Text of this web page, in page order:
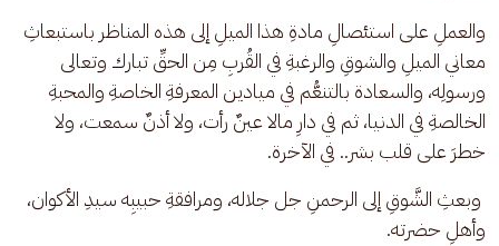
والعملِ على استئصالِ مادةِ هذا الميلِ إلى هذه المناظر باستبعاثِ
معاني الميلِ والشوقِ والرغبةِ في القُربِ مِن الحقِّ تبارك وتعالى
ورسولِه، والسعادة بالتنعُّم في ميادين المعرفةِ الخاصةِ والمحبةِ
الخالصةِ في الدنيا، ثم في دارِ مالا عينٌ رأت، ولا أذنٌ سمعت، ولا
خطرَ على قلب بشر.. في الآخرة.
وبعثِ الشَّوقِ إلى الرحمنِ جل جلاله، ومرافقةِ حبيبِه سيدِ الأكوان،
وأهلِ حضرته.